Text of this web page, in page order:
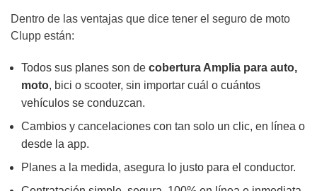
Dentro de las ventajas que dice tener el seguro de moto
Clupp están:
Todos sus planes son de cobertura Amplia para auto,
moto, bici o scooter, sin importar cuál o cuántos
vehículos se conduzcan.
Cambios y cancelaciones con tan solo un clic, en línea o
desde la app.
Planes a la medida, asegura lo justo para el conductor.